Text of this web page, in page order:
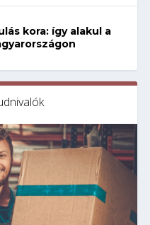
kora: így alakul a